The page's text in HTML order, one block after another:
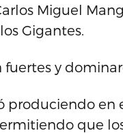
Miguel
Gigantes.
fuertes y
produciendo
que